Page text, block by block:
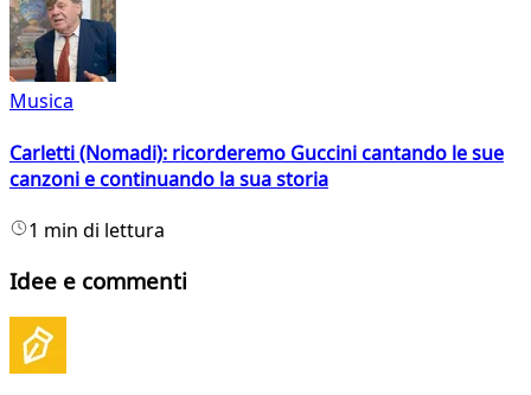
Musica
Carletti (Nomadi): ricorderemo Guccini cantando le sue
canzoni e continuando la sua storia
1 min di lettura
Idee e commenti